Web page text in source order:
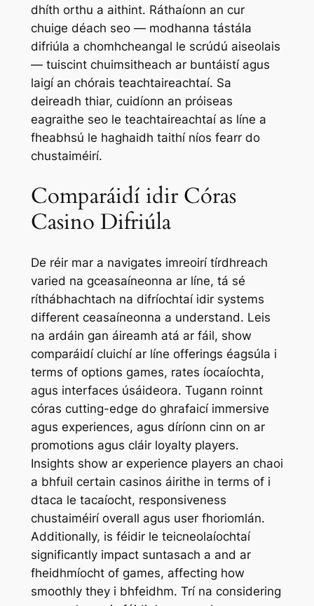
dhíth orthu a aithint. Ráthaíonn an cur
chuige déach seo — modhanna tástála
difriúla a chomhcheangal le scrúdú aiseolais
— tuiscint chuimsitheach ar buntáistí agus
laigí an chórais teachtaireachtaí. Sa
deireadh thiar, cuidíonn an próiseas
eagraithe seo le teachtaireachtaí as líne a
fheabhsú le haghaidh taithí níos fearr do
chustaiméirí.
Comparáidí idir Córas
Casino Difriúla
De réir mar a navigates imreoirí tírdhreach
varied na gceasaíneonna ar líne, tá sé
ríthábhachtach na difríochtaí idir systems
different ceasaíneonna a understand. Leis
na ardáin gan áireamh atá ar fáil, show
comparáidí cluichí ar líne offerings éagsúla i
terms of options games, rates íocaíochta,
agus interfaces úsáideora. Tugann roinnt
córas cutting-edge do ghrafaicí immersive
agus experiences, agus díríonn cinn on ar
promotions agus cláir loyalty players.
Insights show ar experience players an chaoi
a bhfuil certain casinos áirithe in terms of i
dtaca le tacaíocht, responsiveness
chustaiméirí overall agus user fhoriomlán.
Additionally, is féidir le teicneolaíochtaí
significantly impact suntasach a and ar
fheidhmíocht of games, affecting how
smoothly they i bhfeidhm. Trí na considering